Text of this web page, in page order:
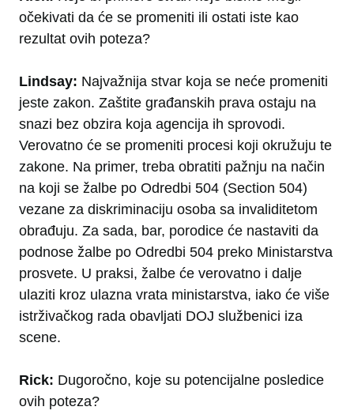
očekivati da će se promeniti ili ostati iste kao
rezultat ovih poteza?
Lindsay: Najvažnija stvar koja se neće promeniti
jeste zakon. Zaštite građanskih prava ostaju na
snazi bez obzira koja agencija ih sprovodi.
Verovatno će se promeniti procesi koji okružuju te
zakone. Na primer, treba obratiti pažnju na način
na koji se žalbe po Odredbi 504 (Section 504)
vezane za diskriminaciju osoba sa invaliditetom
obrađuju. Za sada, bar, porodice će nastaviti da
podnose žalbe po Odredbi 504 preko Ministarstva
prosvete. U praksi, žalbe će verovatno i dalje
ulaziti kroz ulazna vrata ministarstva, iako će više
istrživačkog rada obavljati DOJ službenici iza
scene.
Rick: Dugoročno, koje su potencijalne posledice
ovih poteza?